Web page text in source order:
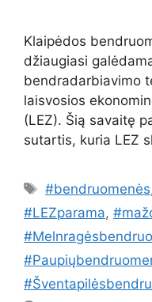
Klaipėdos
džiaugiasi
bendradarbiavimo
laisvosios
(LEZ). Šią savaitę
sutartis, kuria LEZ
Žymos
#bendruomenės
#LEZparama,